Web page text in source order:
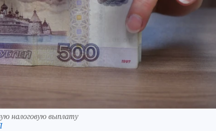
налоговую выплату